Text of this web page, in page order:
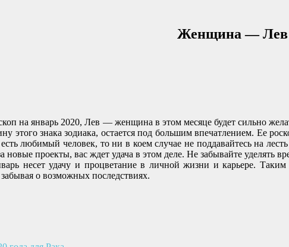
Женщина — Лев
на январь 2020, Лев — женщина в этом месяце будет сильно
знака зодиака, остается под большим впечатлением. Ее
любимый человек, то ни в коем случае не поддавайтесь на
проекты, вас ждет удача в этом деле. Не забывайте уделять
несет удачу и процветание в личной жизни и карьере.
о возможных последствиях.